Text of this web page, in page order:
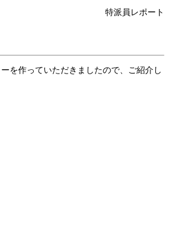
特派員レポート
を作っていただきましたので、ご紹介し